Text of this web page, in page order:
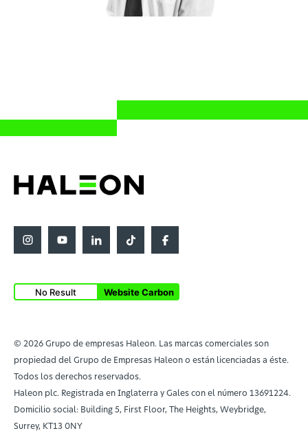
No Result Website Carbon
© 2026 Grupo de empresas Haleon. Las marcas comerciales son
propiedad del Grupo de Empresas Haleon o están licenciadas a éste.
Todos los derechos reservados.
Haleon plc. Registrada en Inglaterra y Gales con el número 13691224.
Domicilio social: Building 5, First Floor, The Heights, Weybridge,
Surrey, KT13 0NY